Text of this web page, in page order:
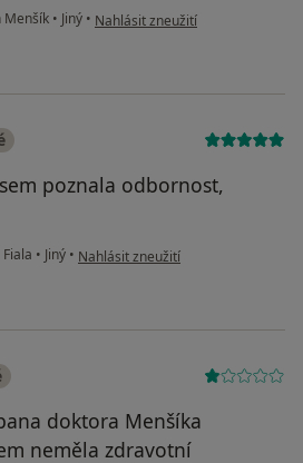
Menšík • Jiný • podle názoru uživatele Sandra U.
Nahlásit zneužití
poznala odbornost,
• Jiný • podle názoru uživatele L.N.
Nahlásit zneužití
doktora Menšíka
neměla zdravotní